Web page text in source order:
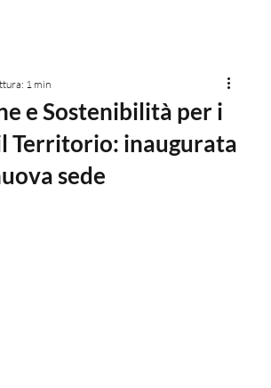
e Sostenibilità per i
Territorio: inaugurata
sede
1 min